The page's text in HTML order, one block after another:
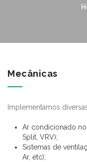
Mecânicas
Implementamos
Ar condicionado
Split, VRV);
Sistemas de
Ar, etc);